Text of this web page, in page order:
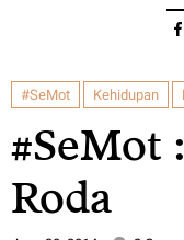
#SeMot Kehidupan
#SeMot
Roda